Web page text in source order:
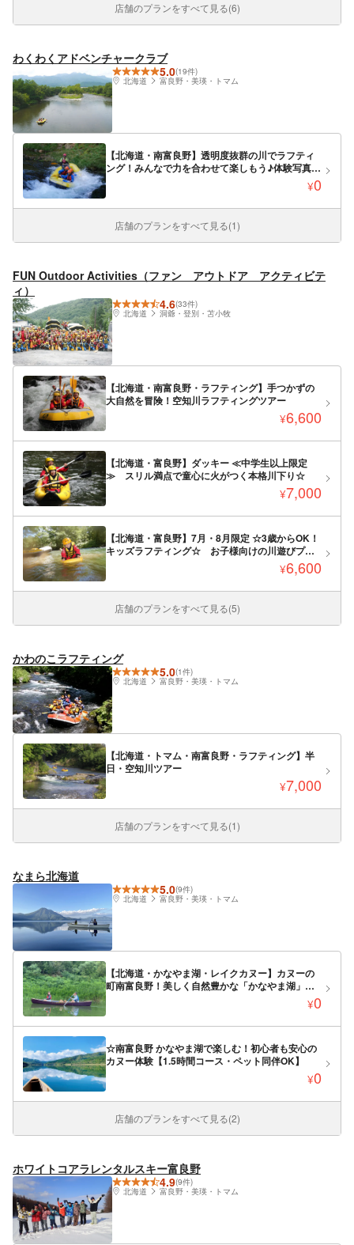
店舗のプランをすべて見る(6)
わくわくアドベンチャークラブ
5.0(19件)
北海道
富良野・美瑛・トマム
【北海道・南富良野】透明度抜群の川でラフティ
ング！みんなで力を合わせて楽しもう♪体験写真プ
¥0
店舗のプランをすべて見る(1)
FUN Outdoor Activities（ファン アウトドア アクティビテ
ィ）
4.6(33件)
北海道
洞爺・登別・苫小牧
【北海道・南富良野・ラフティング】手つかずの
大自然を冒険！空知川ラフティングツアー
¥6,600
【北海道・富良野】ダッキー ≪中学生以上限定
≫ スリル満点で童心に火がつく本格川下り☆
¥7,000
【北海道・富良野】7月・8月限定 ☆3歳からOK！
キッズラフティング☆ お子様向けの川遊びプラ
¥6,600
店舗のプランをすべて見る(5)
かわのこラフティング
5.0(1件)
北海道
富良野・美瑛・トマム
【北海道・トマム・南富良野・ラフティング】半
日・空知川ツアー
¥7,000
店舗のプランをすべて見る(1)
なまら北海道
5.0(9件)
北海道
富良野・美瑛・トマム
【北海道・かなやま湖・レイクカヌー】カヌーの
町南富良野！美しく自然豊かな「かなやま湖」で
¥0
☆南富良野 かなやま湖で楽しむ！初心者も安心の
カヌー体験【1.5時間コース・ペット同伴OK】
¥0
店舗のプランをすべて見る(2)
ホワイトコアラレンタルスキー富良野
4.9(9件)
北海道
富良野・美瑛・トマム